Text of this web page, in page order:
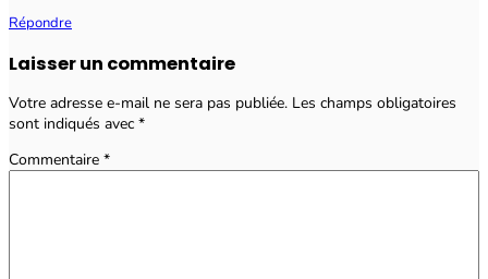
Répondre
Laisser un commentaire
Votre adresse e-mail ne sera pas publiée. Les champs obligatoires
sont indiqués avec *
Commentaire *